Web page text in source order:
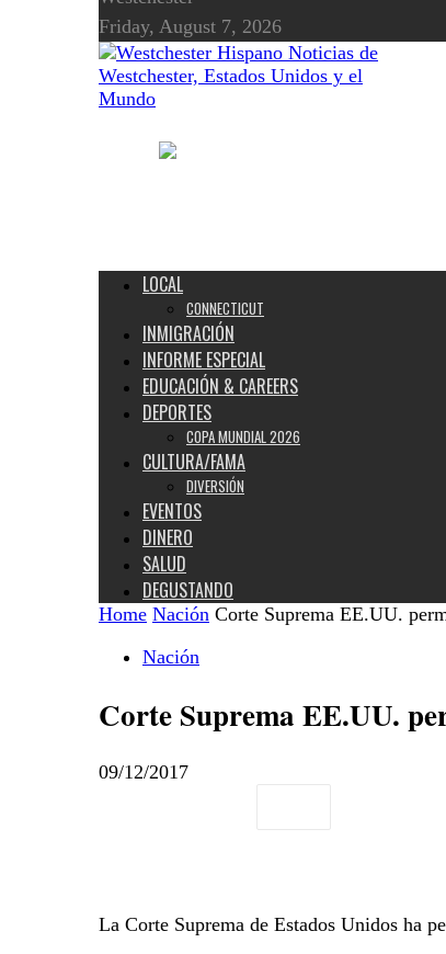
Friday, August 7, 2026
Noticias de
Westchester, Estados Unidos y el
Mundo
LOCAL
CONNECTICUT
INMIGRACIÓN
INFORME ESPECIAL
EDUCACIÓN & CAREERS
DEPORTES
COPA MUNDIAL 2026
CULTURA/FAMA
DIVERSIÓN
EVENTOS
DINERO
SALUD
DEGUSTANDO
Home Nación Corte Suprema EE.UU.
Nación
Corte Suprema EE.UU.
09/12/2017
La Corte Suprema de Estados Unidos ha